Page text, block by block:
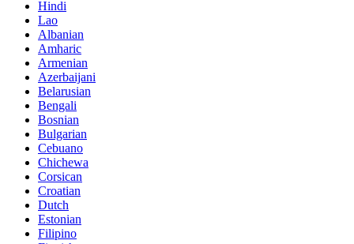
Hindi
Lao
Albanian
Amharic
Armenian
Azerbaijani
Belarusian
Bengali
Bosnian
Bulgarian
Cebuano
Chichewa
Corsican
Croatian
Dutch
Estonian
Filipino